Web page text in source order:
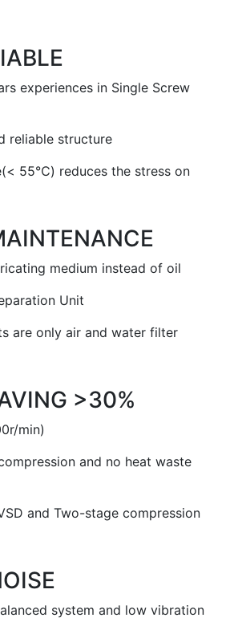
experiences in Single Screw
reliable structure
55℃) reduces the stress on
medium instead of oil
Unit
are only air and water filter
>30%
min)
and no heat waste
and Two-stage compression
system and low vibration